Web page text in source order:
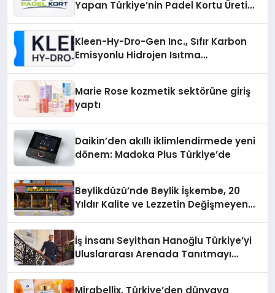
Yapan Türkiye’nin Padel Kortu Üretim
Kleen-Hy-Dro-Gen Inc., Sıfır Karbon
Emisyonlu Hidrojen Isıtma
Marie Rose kozmetik sektörüne giriş
yaptı
Daikin’den akıllı iklimlendirmede yeni
dönem: Madoka Plus Türkiye’de
Beylikdüzü’nde Beylik İşkembe, 20
Yıldır Kalite ve Lezzetin Değişmeyen
İş İnsanı Seyithan Hanoğlu Türkiye’yi
Uluslararası Arenada Tanıtmayı
Mirabellix, Türkiye’den dünyaya